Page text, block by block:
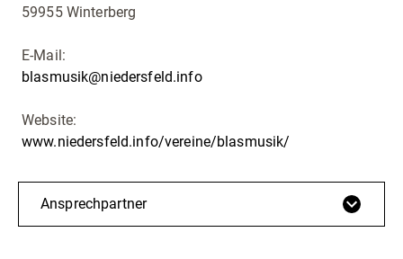
59955 Winterberg
E-Mail:
blasmusik@niedersfeld.info
Website:
www.niedersfeld.info/vereine/blasmusik/
Ansprechpartner